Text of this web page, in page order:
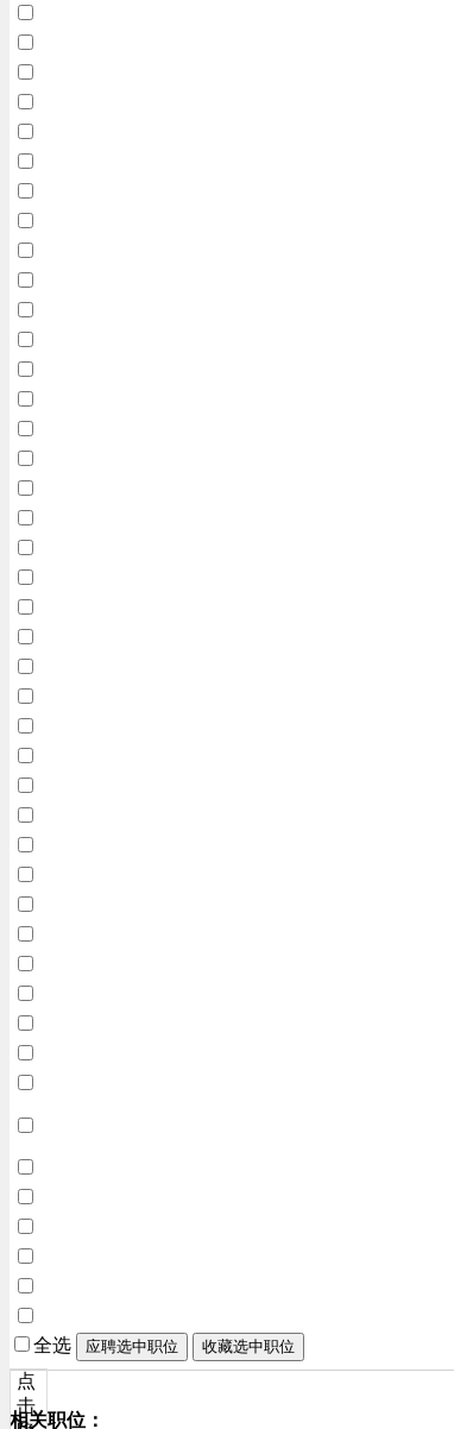
全选
应聘选中职位 收藏选中职位
相关职位：
点
击